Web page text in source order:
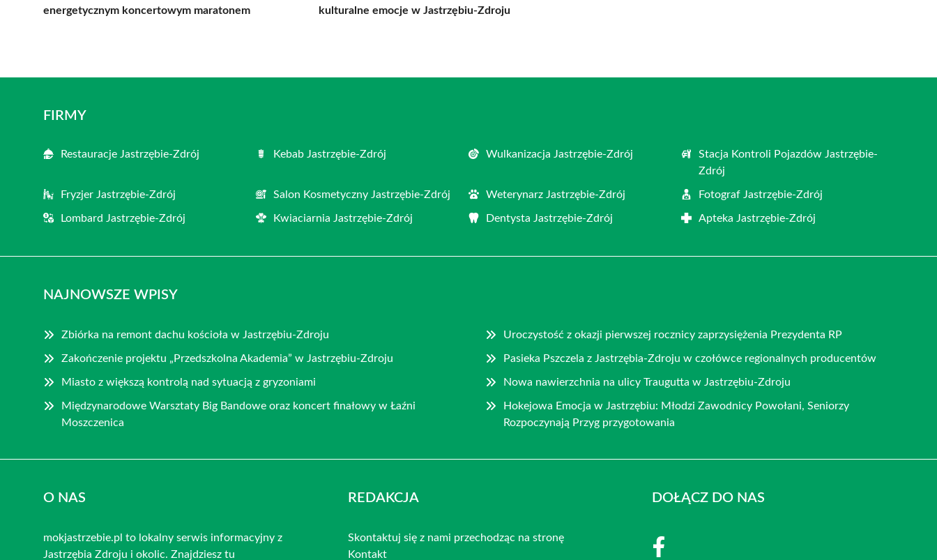
energetycznym koncertowym maratonem
kulturalne emocje w Jastrzębiu-Zdroju
FIRMY
Restauracje Jastrzębie-Zdrój Kebab Jastrzębie-Zdrój Wulkanizacja Jastrzębie-Zdrój
Stacja Kontroli Pojazdów Jastrzębie-
Zdrój
Fryzjer Jastrzębie-Zdrój Salon Kosmetyczny Jastrzębie-Zdrój Weterynarz Jastrzębie-Zdrój Fotograf Jastrzębie-Zdrój
Lombard Jastrzębie-Zdrój Kwiaciarnia Jastrzębie-Zdrój Dentysta Jastrzębie-Zdrój Apteka Jastrzębie-Zdrój
NAJNOWSZE WPISY
Zbiórka na remont dachu kościoła w Jastrzębiu-Zdroju Uroczystość z okazji pierwszej rocznicy zaprzysiężenia Prezydenta RP
Zakończenie projektu „Przedszkolna Akademia” w Jastrzębiu-Zdroju Pasieka Pszczela z Jastrzębia-Zdroju w czołówce regionalnych producentów
Miasto z większą kontrolą nad sytuacją z gryzoniami Nowa nawierzchnia na ulicy Traugutta w Jastrzębiu-Zdroju
Międzynarodowe Warsztaty Big Bandowe oraz koncert finałowy w Łaźni
Moszczenica
Hokejowa Emocja w Jastrzębiu: Młodzi Zawodnicy Powołani, Seniorzy
Rozpoczynają Przyg przygotowania
O NAS
mokjastrzebie.pl to lokalny serwis informacyjny z
Jastrzębia Zdroju i okolic. Znajdziesz tu
REDAKCJA
Skontaktuj się z nami przechodząc na stronę
Kontakt
DOŁĄCZ DO NAS